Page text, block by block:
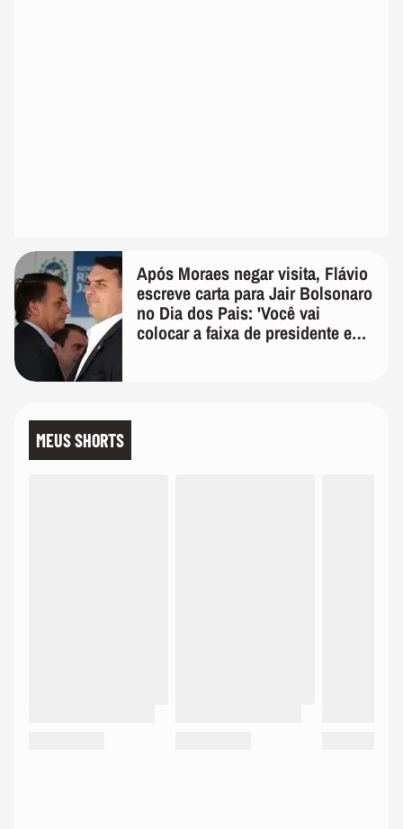
Após Moraes negar visita, Flávio
escreve carta para Jair Bolsonaro
no Dia dos Pais: 'Você vai
colocar a faixa de presidente em
MEUS SHORTS